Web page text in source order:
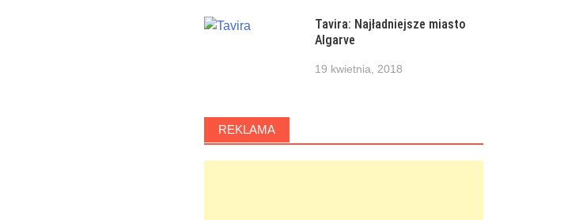
Tavira: Najładniejsze miasto
Algarve
19 kwietnia, 2018
REKLAMA